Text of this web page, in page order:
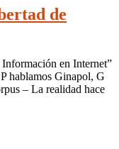
de
en Internet”
hablamos Ginapol, G
– La realidad hace